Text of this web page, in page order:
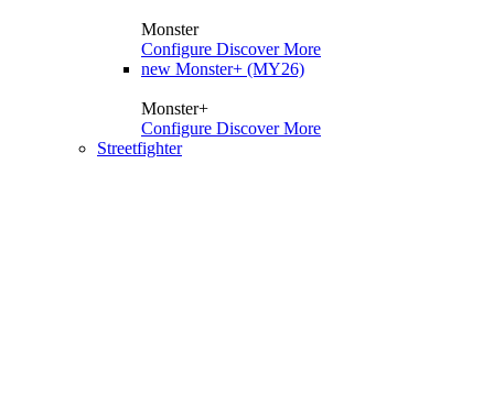
Monster
Configure Discover More
new Monster+ (MY26)
Monster+
Configure Discover More
Streetfighter